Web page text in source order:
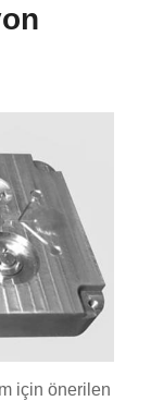
için önerilen